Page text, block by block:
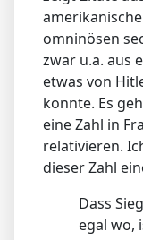
omninösen
zwar u.a. aus
etwas von
konnte. Es
eine Zahl in
relativieren.
dieser Zahl
Dass
egal wo,